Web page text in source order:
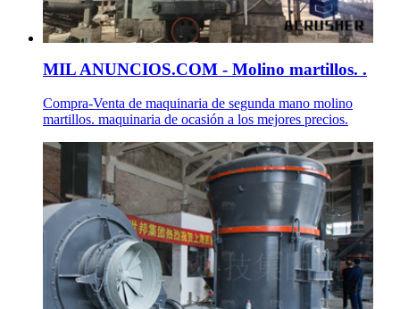
MIL ANUNCIOS.COM - Molino martillos. .
Compra-Venta de maquinaria de segunda mano molino
martillos. maquinaria de ocasión a los mejores precios.